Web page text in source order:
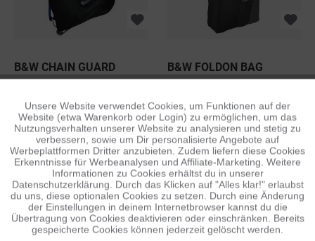
B&W CHAIN GUARD
19,95 €
UVP: 22,95 €
B&W FOLDON BAG
59,95 €
UVP: 69,95 €
Funktionale Aktiv
Tracking Inaktiv
Personalisierung Inaktiv
Service Inaktiv
Unsere Website verwendet Cookies, um Funktionen auf der
Website (etwa Warenkorb oder Login) zu ermöglichen, um das
Nutzungsverhalten unserer Website zu analysieren und stetig zu
verbessern, sowie um Dir personalisierte Angebote auf
Werbeplattformen Dritter anzubieten. Zudem liefern diese Cookies
Erkenntnisse für Werbeanalysen und Affiliate-Marketing. Weitere
Informationen zu Cookies erhältst du in unserer
Datenschutzerklärung. Durch das Klicken auf "Alles klar!" erlaubst
du uns, diese optionalen Cookies zu setzen. Durch eine Änderung
der Einstellungen in deinem Internetbrowser kannst du die
Übertragung von Cookies deaktivieren oder einschränken. Bereits
gespeicherte Cookies können jederzeit gelöscht werden.